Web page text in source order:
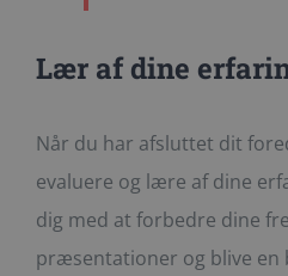
Lær af dine
Når du har afsluttet dit
evaluere og lære af dine
dig med at forbedre dine
præsentationer og blive en